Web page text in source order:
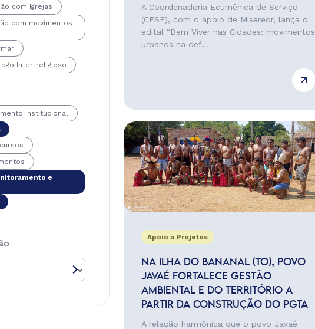
com Igrejas
com movimentos
Inter-religioso
Institucional
e
A Coordenadoria Ecumênica de Serviço
(CESE), com o apoio de Misereor, lança o
edital “Bem Viver nas Cidades: movimentos
urbanos na def...
Apoio a Projetos
NA ILHA DO BANANAL (TO), POVO
JAVAÉ FORTALECE GESTÃO
AMBIENTAL E DO TERRITÓRIO A
PARTIR DA CONSTRUÇÃO DO PGTA
A relação harmônica que o povo Javaé